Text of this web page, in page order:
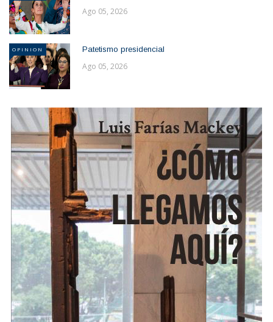
Ago 05, 2026
OPINION Patetismo presidencial
Ago 05, 2026